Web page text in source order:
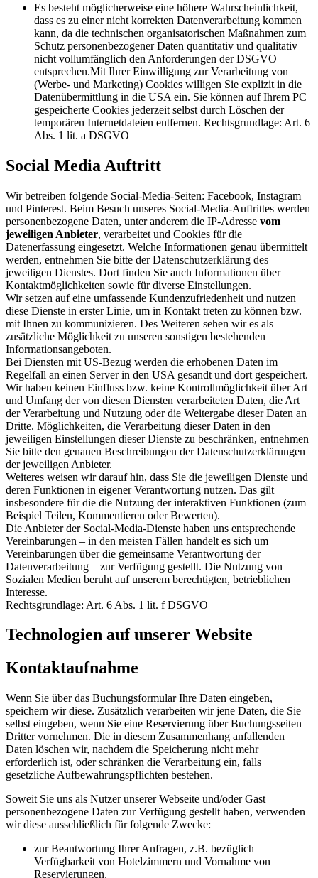
Es besteht möglicherweise eine höhere Wahrscheinlichkeit,
dass es zu einer nicht korrekten Datenverarbeitung kommen
kann, da die technischen organisatorischen Maßnahmen zum
Schutz personenbezogener Daten quantitativ und qualitativ
nicht vollumfänglich den Anforderungen der DSGVO
entsprechen.Mit Ihrer Einwilligung zur Verarbeitung von
(Werbe- und Marketing) Cookies willigen Sie explizit in die
Datenübermittlung in die USA ein. Sie können auf Ihrem PC
gespeicherte Cookies jederzeit selbst durch Löschen der
temporären Internetdateien entfernen. Rechtsgrundlage: Art. 6
Abs. 1 lit. a DSGVO
Social Media Auftritt
Wir betreiben folgende Social-Media-Seiten: Facebook, Instagram
und Pinterest. Beim Besuch unseres Social-Media-Auftrittes werden
personenbezogene Daten, unter anderem die IP-Adresse vom
jeweiligen Anbieter, verarbeitet und Cookies für die
Datenerfassung eingesetzt. Welche Informationen genau übermittelt
werden, entnehmen Sie bitte der Datenschutzerklärung des
jeweiligen Dienstes. Dort finden Sie auch Informationen über
Kontaktmöglichkeiten sowie für diverse Einstellungen.
Wir setzen auf eine umfassende Kundenzufriedenheit und nutzen
diese Dienste in erster Linie, um in Kontakt treten zu können bzw.
mit Ihnen zu kommunizieren. Des Weiteren sehen wir es als
zusätzliche Möglichkeit zu unseren sonstigen bestehenden
Informationsangeboten.
Bei Diensten mit US-Bezug werden die erhobenen Daten im
Regelfall an einen Server in den USA gesandt und dort gespeichert.
Wir haben keinen Einfluss bzw. keine Kontrollmöglichkeit über Art
und Umfang der von diesen Diensten verarbeiteten Daten, die Art
der Verarbeitung und Nutzung oder die Weitergabe dieser Daten an
Dritte. Möglichkeiten, die Verarbeitung dieser Daten in den
jeweiligen Einstellungen dieser Dienste zu beschränken, entnehmen
Sie bitte den genauen Beschreibungen der Datenschutzerklärungen
der jeweiligen Anbieter.
Weiteres weisen wir darauf hin, dass Sie die jeweiligen Dienste und
deren Funktionen in eigener Verantwortung nutzen. Das gilt
insbesondere für die die Nutzung der interaktiven Funktionen (zum
Beispiel Teilen, Kommentieren oder Bewerten).
Die Anbieter der Social-Media-Dienste haben uns entsprechende
Vereinbarungen – in den meisten Fällen handelt es sich um
Vereinbarungen über die gemeinsame Verantwortung der
Datenverarbeitung – zur Verfügung gestellt. Die Nutzung von
Sozialen Medien beruht auf unserem berechtigten, betrieblichen
Interesse.
Rechtsgrundlage: Art. 6 Abs. 1 lit. f DSGVO
Technologien auf unserer Website
Kontaktaufnahme
Wenn Sie über das Buchungsformular Ihre Daten eingeben,
speichern wir diese. Zusätzlich verarbeiten wir jene Daten, die Sie
selbst eingeben, wenn Sie eine Reservierung über Buchungsseiten
Dritter vornehmen. Die in diesem Zusammenhang anfallenden
Daten löschen wir, nachdem die Speicherung nicht mehr
erforderlich ist, oder schränken die Verarbeitung ein, falls
gesetzliche Aufbewahrungspflichten bestehen.
Soweit Sie uns als Nutzer unserer Webseite und/oder Gast
personenbezogene Daten zur Verfügung gestellt haben, verwenden
wir diese ausschließlich für folgende Zwecke:
zur Beantwortung Ihrer Anfragen, z.B. bezüglich
Verfügbarkeit von Hotelzimmern und Vornahme von
Reservierungen,